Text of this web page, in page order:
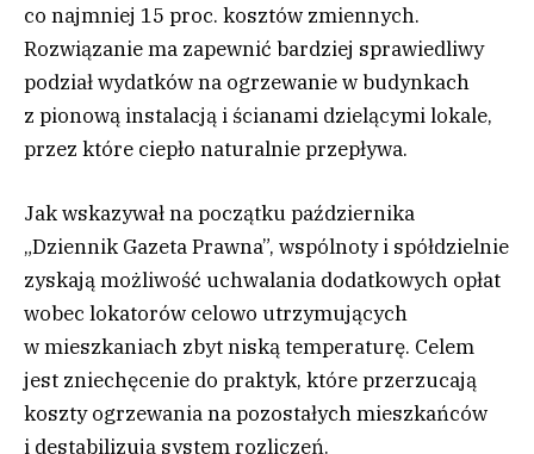
co najmniej 15 proc. kosztów zmiennych.
Rozwiązanie ma zapewnić bardziej sprawiedliwy
podział wydatków na ogrzewanie w budynkach
z pionową instalacją i ścianami dzielącymi lokale,
przez które ciepło naturalnie przepływa.
Jak wskazywał na początku października
„Dziennik Gazeta Prawna”, wspólnoty i spółdzielnie
zyskają możliwość uchwalania dodatkowych opłat
wobec lokatorów celowo utrzymujących
w mieszkaniach zbyt niską temperaturę. Celem
jest zniechęcenie do praktyk, które przerzucają
koszty ogrzewania na pozostałych mieszkańców
i destabilizują system rozliczeń.